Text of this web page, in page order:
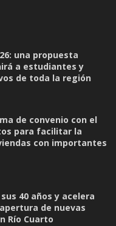
una propuesta
a estudiantes y
de toda la región
de convenio con el
para facilitar la
con importantes
40 años y acelera
de nuevas
Río Cuarto